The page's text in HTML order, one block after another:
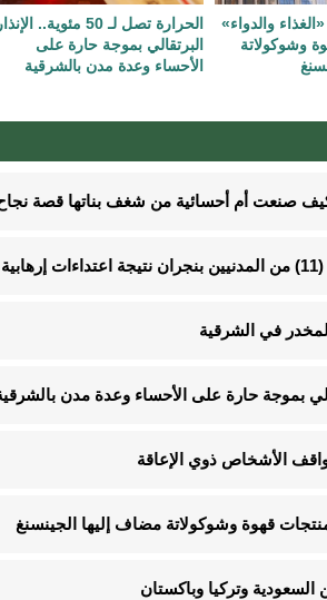
والدواء»
وشوكولاتة
الحرارة تصل لـ 50 مئوية.. الإنذار
البرتقالي بموجة حارة على
الأحساء وعدة مدن بالشرقية
كيف صنعت أم أحسائية من شغف بناتها قصة
في الشرقية
قهوة وشوكولاتة مضاف إليها الجينسنغ
السعودية وتركيا وباكستان